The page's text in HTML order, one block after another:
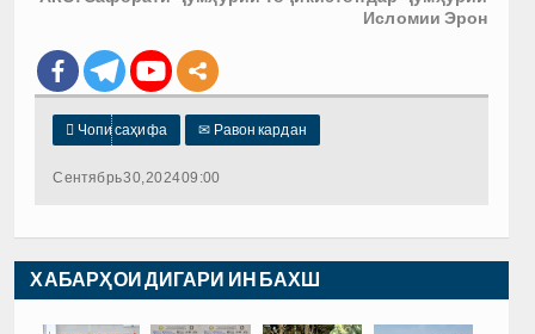
Исломии Эрон
 Чопи саҳифа ✉ Равон кардан
Сентябрь 30, 2024 09:00
ХАБАРҲОИ ДИГАРИ ИН БАХШ